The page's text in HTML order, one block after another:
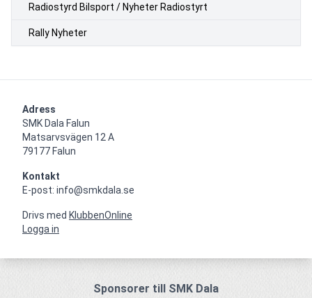
Radiostyrd Bilsport / Nyheter Radiostyrt
Rally Nyheter
Adress
SMK Dala Falun
Matsarvsvägen 12 A
79177 Falun
Kontakt
E-post: info@smkdala.se
Drivs med KlubbenOnline
Logga in
Sponsorer till SMK Dala